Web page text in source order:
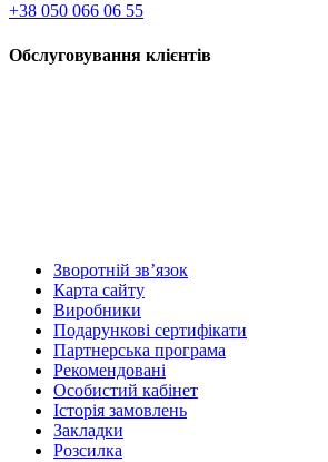
+38 050 066 06 55
Обслуговування клієнтів
Зворотній зв’язок
Карта сайту
Виробники
Подарункові сертифікати
Партнерська програма
Рекомендовані
Особистий кабінет
Історія замовлень
Закладки
Розсилка